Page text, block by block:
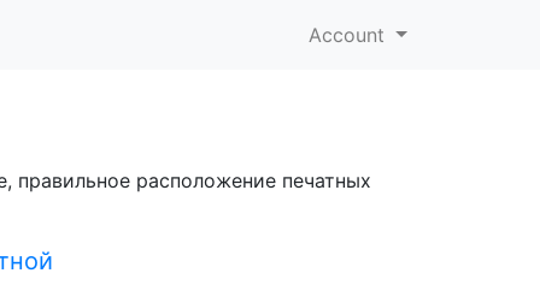
Account
правильное расположение печатных